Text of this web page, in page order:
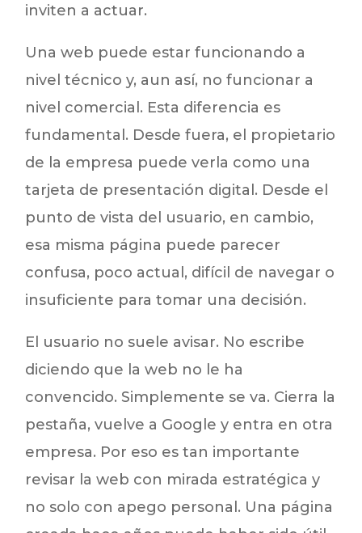
inviten a actuar.
Una web puede estar funcionando a
nivel técnico y, aun así, no funcionar a
nivel comercial. Esta diferencia es
fundamental. Desde fuera, el propietario
de la empresa puede verla como una
tarjeta de presentación digital. Desde el
punto de vista del usuario, en cambio,
esa misma página puede parecer
confusa, poco actual, difícil de navegar o
insuficiente para tomar una decisión.
El usuario no suele avisar. No escribe
diciendo que la web no le ha
convencido. Simplemente se va. Cierra la
pestaña, vuelve a Google y entra en otra
empresa. Por eso es tan importante
revisar la web con mirada estratégica y
no solo con apego personal. Una página